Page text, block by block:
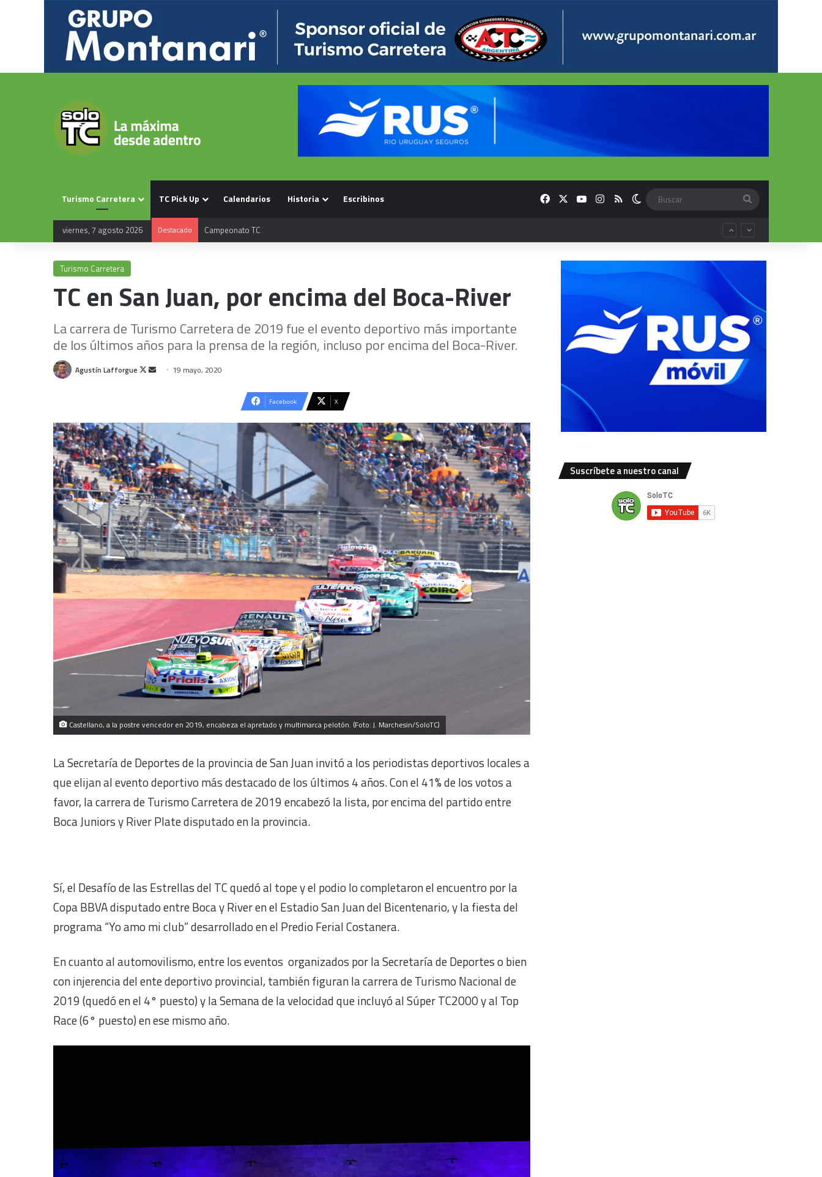
Turismo Carretera TC Pick Up Calendarios Historia Escribinos FacebookYouTubeInstagram
RSS Switch skin
viernes, 7 agosto 2026 Destacado
Calendario TC 2026
Turismo Carretera
TC en San Juan, por encima del Boca-River
La carrera de Turismo Carretera de 2019 fue el evento deportivo más importante
de los últimos años para la prensa de la región, incluso por encima del Boca-River.
Agustín Lafforgue
Follow
Send 19 mayo, 2020
Facebook X
Castellano, a la postre vencedor en 2019, encabeza el apretado y multimarca pelotón. (Foto: J. Marchesin/SoloTC)
La Secretaría de Deportes de la provincia de San Juan invitó a los periodistas deportivos locales a
que elijan al evento deportivo más destacado de los últimos 4 años. Con el 41% de los votos a
favor, la carrera de Turismo Carretera de 2019 encabezó la lista, por encima del partido entre
Boca Juniors y River Plate disputado en la provincia.
Sí, el Desafío de las Estrellas del TC quedó al tope y el podio lo completaron el encuentro por la
Copa BBVA disputado entre Boca y River en el Estadio San Juan del Bicentenario, y la fiesta del
programa “Yo amo mi club” desarrollado en el Predio Ferial Costanera.
En cuanto al automovilismo, entre los eventos organizados por la Secretaría de Deportes o bien
con injerencia del ente deportivo provincial, también figuran la carrera de Turismo Nacional de
2019 (quedó en el 4° puesto) y la Semana de la velocidad que incluyó al Súper TC2000 y al Top
Race (6° puesto) en ese mismo año.
Suscríbete a nuestro canal